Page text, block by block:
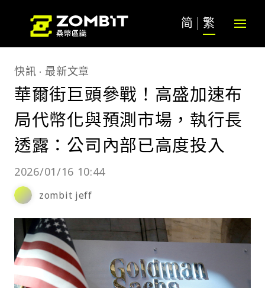
简 繁
快訊 最新文章
華爾街巨頭參戰！高盛加速布
局代幣化與預測市場，執行長
透露：公司內部已高度投入
2026/01/16 10:44
zombit jeff